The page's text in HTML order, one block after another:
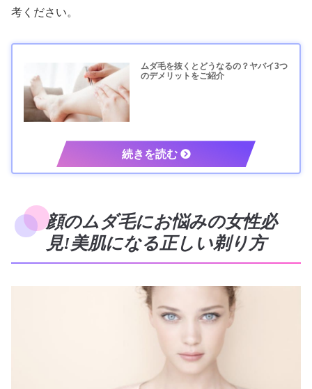
考ください。
ムダ毛を抜くとどうなるの？ヤバイ3つ
のデメリットをご紹介
顔のムダ毛にお悩みの女性必
見!美肌になる正しい剃り方